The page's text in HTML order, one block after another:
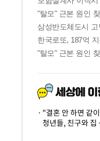
"결혼 안 하면 같
청년들, 친구와 집